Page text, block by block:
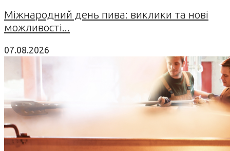
Міжнародний день пива: виклики та нові
можливості...
07.08.2026